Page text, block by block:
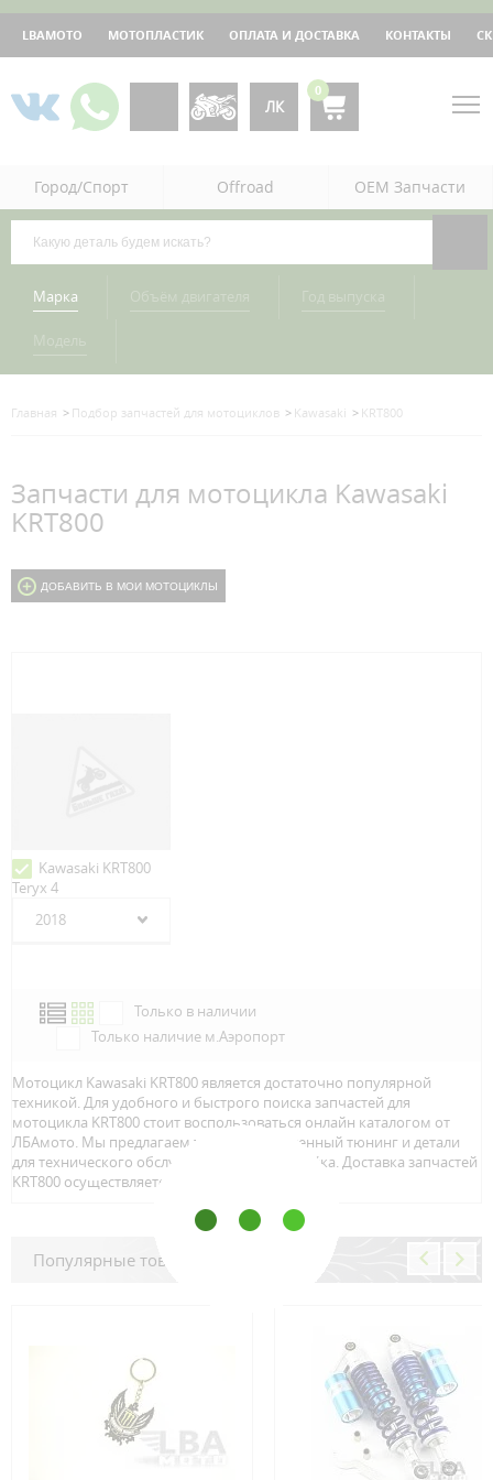
LBAMOTO МОТОПЛАСТИК ОПЛАТА И ДОСТАВКА КОНТАКТЫ
ЛК
0
Город/Спорт Offroad OEM Запчасти
Марка
Главная Подбор запчастей для мотоциклов Kawasaki KRT800
Запчасти для мотоцикла Kawasaki
KRT800
ДОБАВИТЬ В МОИ МОТОЦИКЛЫ
Kawasaki KRT800
Teryx 4
2018
Только в наличии
Только наличие м.Аэропорт
Мотоцикл Kawasaki KRT800 является достаточно популярной
техникой. Для удобного и быстрого поиска запчастей для
мотоцикла KRT800 стоит воспользоваться онлайн каталогом от
ЛБАмото. Мы предлагаем только качественный тюнинг и детали
для технического обслуживание вашего байка. Доставка запчастей
KRT800 осуществляется по всей Росcии.
Популярные товары